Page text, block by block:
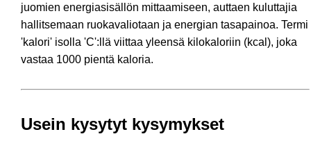
juomien energiasisällön mittaamiseen, auttaen kuluttajia
hallitsemaan ruokavaliotaan ja energian tasapainoa. Termi
'kalori' isolla 'C':llä viittaa yleensä kilokaloriin (kcal), joka
vastaa 1000 pientä kaloria.
Usein kysytyt kysymykset